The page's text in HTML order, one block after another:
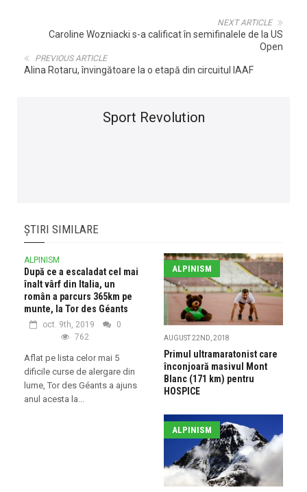
NEXT ARTICLE
Caroline Wozniacki s-a calificat în semifinalele de la US
Open
PREVIOUS ARTICLE
Alina Rotaru, învingătoare la o etapă din circuitul IAAF
Sport Revolution
ȘTIRI SIMILARE
ALPINISM
După ce a escaladat cel mai
înalt vârf din Italia, un
român a parcurs 365km pe
munte, la Tor des Géants
oct. 9th, 2019
0
762
Aflat pe lista celor mai 5
dificile curse de alergare din
lume, Tor des Géants a ajuns
anul acesta la...
ALPINISM
AUGUST 22ND, 2018
Primul ultramaratonist care
înconjoară masivul Mont
Blanc (171 km) pentru
HOSPICE
ALPINISM